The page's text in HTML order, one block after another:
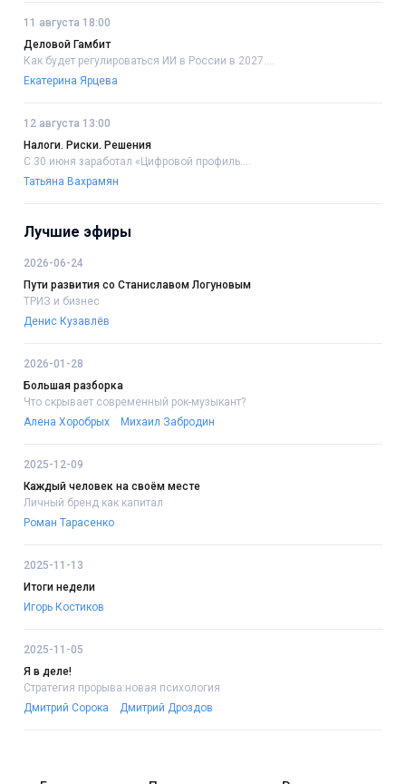
11 августа 18:00
Деловой Гамбит
Как будет регулироваться ИИ в России в 2027....
Екатерина Ярцева
12 августа 13:00
Налоги. Риски. Решения
С 30 июня заработал «Цифровой профиль....
Татьяна Вахрамян
Лучшие эфиры
2026-06-24
Пути развития со Станиславом Логуновым
ТРИЗ и бизнес
Денис Кузавлёв
2026-01-28
Большая разборка
Что скрывает современный рок-музыкант?
Алена Хоробрых
Михаил Забродин
2025-12-09
Каждый человек на своём месте
Личный бренд как капитал
Роман Тарасенко
2025-11-13
Итоги недели
Игорь Костиков
2025-11-05
Я в деле!
Стратегия прорыва:новая психология
Дмитрий Сорока
Дмитрий Дроздов